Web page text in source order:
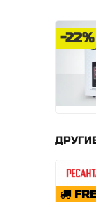
-22%